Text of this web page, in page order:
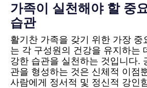
가족이 실천해야 할 중
습관
활기찬 가족을 갖기 위한 가장 중
는 각 구성원의 건강을 유지하는
강한 습관을 실천하는 것입니다.
관을 형성하는 것은 신체적 이점
사람에게 정서적 및 정신적 강인